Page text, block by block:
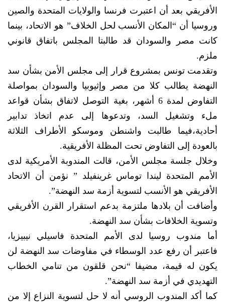
الأفريقي بعد أن اعتبرت فرنسا والولايات المتحدة والصين
وروسيا أن “المكان الأنسب لحل الخلاف” هو الاتحاد، بينما
كانت مصر والسودان قد طالبتا المجلس باتفاق قانوني
ملزم.
وتقدمت تونس بمشروع قرار إلى مجلس الأمن بشأن سد
النهضة يطالب كلا من مصر وإثيوبيا والسودان بمواصلة
التفاوض لمدة 6 أشهر، بغية التوصل لاتفاق بشأن قواعد
ملء وتشغيل السد، وتدعوها إلى عدم اتخاذ تدابير
أحادية،فيما طالبت واشنطن وموسكو الأطراف الثلاثة
بالعودة إلى التفاوض تحت المظلة الأفريقية.
وخلال جلسة مجلس الأمن، قالت المندوبة الأمريكية لدى
الأمم المتحدة ليندا توماس غرينفيلد ” نؤمن أن الاتحاد
الأفريقي هو الأنسب لتسوية أزمة سد النهضة”.
وأضافت أن بلادها ملتزمة بدعم استقرار القرن الأفريقي
وتسوية الخلافات بشأن سد النهضة.
أما مندوب روسيا لدى الأمم المتحدة فاسيلي نيبيزيا،
فاعتبر أن رفع عدد الوسطاء في مفاوضات سد النهضة لن
يكون له قيمة، مضيفا “نحن قلقون من تنامي الخطاب
التهديدي في أزمة سد النهضة”.
كما أكد المندوب الروسي أنه لا حل لتسوية النزاع إلا من